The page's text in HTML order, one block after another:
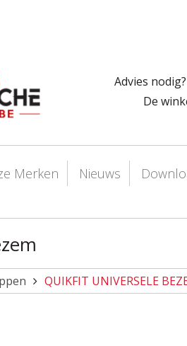
Advies nodig?
De
Merken Nieuws
QUIKFIT UNIVERSELE